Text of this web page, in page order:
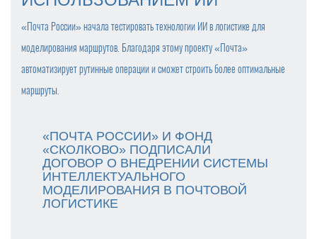
ОПТОВЫЕ ЦЕНЫ НА ЯЙЦА СНИЗИЛИСЬ НА 13-17%
С ПРАЗДНИКОМ ВЕСНЫ, ДОРОГИЕ ЖЕНЩИНЫ!
ФАС НЕ НАШЛА ПРИЗНАКОВ ЦЕНОВОГО СГОВОРА У П
РОИЗВОДИТЕЛЕЙ СЛИВОЧНОГО МАСЛА
ПОЗДРАВЛЯЕМ С НАСТУПАЮЩИМ 2025 НОВЫМ ГОД
«Почта России» начала тестировать технологии ИИ в логистике для
моделирования маршрутов. Благодаря этому проекту «Почта»
автоматизирует рутинные операции и сможет строить более оптимальные
маршруты.
«ПОЧТА РОССИИ» И ФОНД
«СКОЛКОВО» ПОДПИСАЛИ
ДОГОВОР О ВНЕДРЕНИИ СИСТЕМЫ
ИНТЕЛЛЕКТУАЛЬНОГО
МОДЕЛИРОВАНИЯ В ПОЧТОВОЙ
ЛОГИСТИКЕ